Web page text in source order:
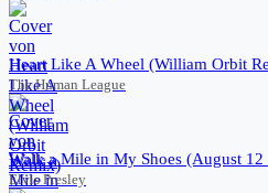
Heart Like A Wheel (William Orbit
The Human League
Walk a Mile in My Shoes (August
Elvis Presley